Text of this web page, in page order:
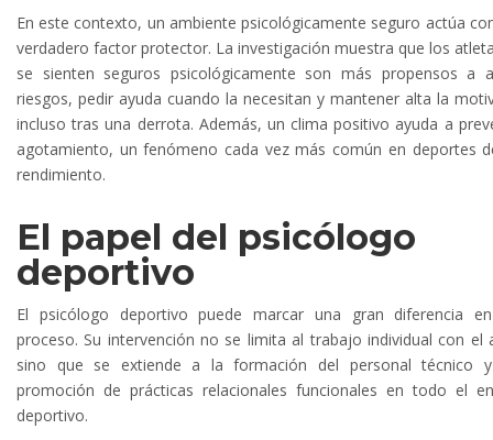
En este contexto, un ambiente psicológicamente seguro actúa
verdadero factor protector. La investigación muestra que los
se sienten seguros psicológicamente son más propensos a
riesgos, pedir ayuda cuando la necesitan y mantener alta la
incluso tras una derrota. Además, un clima positivo ayuda a
agotamiento, un fenómeno cada vez más común en deportes
rendimiento.
El papel del psicólogo
deportivo
El psicólogo deportivo puede marcar una gran diferencia
proceso. Su intervención no se limita al trabajo individual con el
sino que se extiende a la formación del personal técnico
promoción de prácticas relacionales funcionales en todo el
deportivo.